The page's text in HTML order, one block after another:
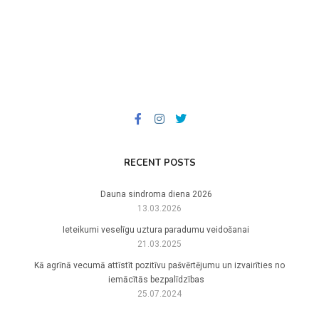
RECENT POSTS
Dauna sindroma diena 2026
13.03.2026
Ieteikumi veselīgu uztura paradumu veidošanai
21.03.2025
Kā agrīnā vecumā attīstīt pozitīvu pašvērtējumu un izvairīties no
iemācītās bezpalīdzības
25.07.2024